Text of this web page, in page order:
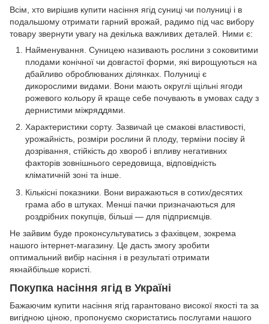
Всім, хто вирішив купити насіння ягід суниці чи полуниці і в
подальшому отримати гарний врожай, радимо під час вибору
товару звернути увагу на декілька важливих деталей. Ними є:
Найменування. Суницею називають рослини з соковитими
плодами конічної чи довгастої форми, які вирощуються на
дбайливо оброблюваних ділянках. Полуниці є
дикорослими видами. Вони мають округлі щільні ягоди
рожевого кольору й краще себе почувають в умовах саду з
дернистими міжряддями.
Характеристики сорту. Зазвичай це смакові властивості,
урожайність, розміри рослини й плоду, терміни посіву й
дозрівання, стійкість до хвороб і впливу негативних
факторів зовнішнього середовища, відповідність
кліматичній зоні та інше.
Кількісні показники. Вони виражаються в сотих/десятих
грама або в штуках. Менші пачки призначаються для
роздрібних покупців, більші — для підприємців.
Не зайвим буде проконсультуватись з фахівцем, зокрема
нашого інтернет-магазину. Це дасть змогу зробити
оптимальний вибір насіння і в результаті отримати
якнайбільше користі.
Покупка насіння ягід в Україні
Бажаючим купити насіння ягід гарантовано високої якості та за
вигідною ціною, пропонуємо скористатись послугами нашого